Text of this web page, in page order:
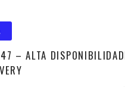
– ALTA